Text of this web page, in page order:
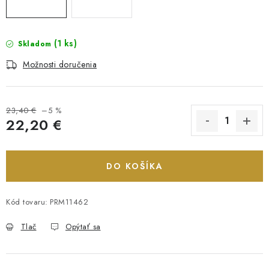
Skladom (1 ks)
Možnosti doručenia
23,40 € –5 %
22,20 €
DO KOŠÍKA
Kód tovaru: PRM11462
Tlač Opýtať sa